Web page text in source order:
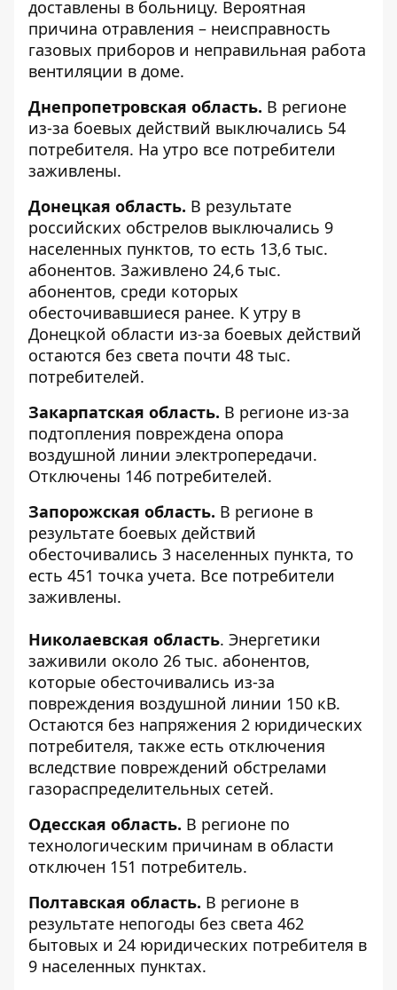
доставлены в больницу. Вероятная
причина отравления – неисправность
газовых приборов и неправильная работа
вентиляции в доме.
Днепропетровская область. В регионе
из-за боевых действий выключались 54
потребителя. На утро все потребители
заживлены.
Донецкая область. В результате
российских обстрелов выключались 9
населенных пунктов, то есть 13,6 тыс.
абонентов. Заживлено 24,6 тыс.
абонентов, среди которых
обесточивавшиеся ранее. К утру в
Донецкой области из-за боевых действий
остаются без света почти 48 тыс.
потребителей.
Закарпатская область. В регионе из-за
подтопления повреждена опора
воздушной линии электропередачи.
Отключены 146 потребителей.
Запорожская область. В регионе в
результате боевых действий
обесточивались 3 населенных пункта, то
есть 451 точка учета. Все потребители
заживлены.
Николаевская область. Энергетики
заживили около 26 тыс. абонентов,
которые обесточивались из-за
повреждения воздушной линии 150 кВ.
Остаются без напряжения 2 юридических
потребителя, также есть отключения
вследствие повреждений обстрелами
газораспределительных сетей.
Одесская область. В регионе по
технологическим причинам в области
отключен 151 потребитель.
Полтавская область. В регионе в
результате непогоды без света 462
бытовых и 24 юридических потребителя в
9 населенных пунктах.